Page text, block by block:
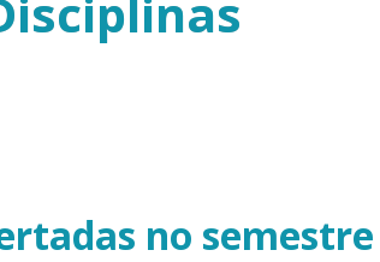
no